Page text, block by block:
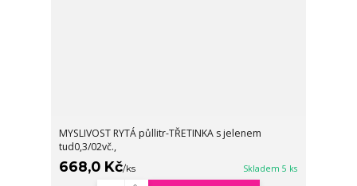
MYSLIVOST RYTÁ půllitr-TŘETINKA s jelenem
tud0,3/02vč.,
668,0 Kč/ks Skladem 5 ks